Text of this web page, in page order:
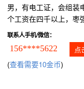
男，有电工证，会组装
个工资在四千以上，枣
联系人手机/微信：
156****5622 点
(查看需要10金币)